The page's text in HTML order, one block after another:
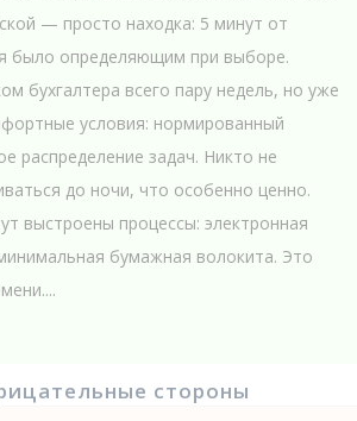
— просто находка: 5 минут от
было определяющим при выборе.
бухгалтера всего пару недель, но уже
условия: нормированный
распределение задач. Никто не
до ночи, что особенно ценно.
выстроены процессы: электронная
бумажная волокита. Это
стороны